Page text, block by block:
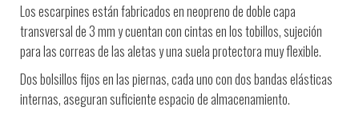
Los escarpines están fabricados en neopreno de doble capa
transversal de 3 mm y cuentan con cintas en los tobillos, sujeción
para las correas de las aletas y una suela protectora muy flexible.
Dos bolsillos fijos en las piernas, cada uno con dos bandas elásticas
internas, aseguran suficiente espacio de almacenamiento.